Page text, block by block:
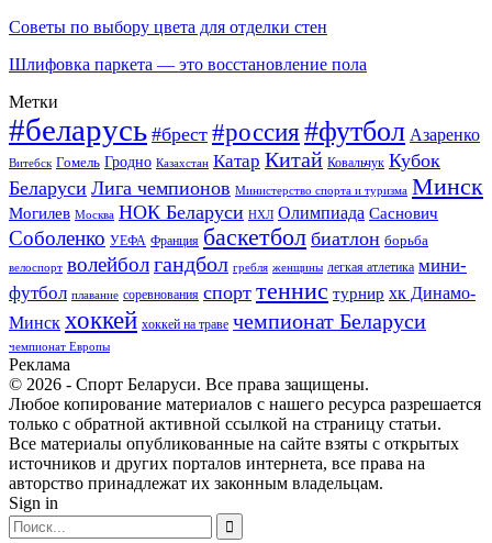
Советы по выбору цвета для отделки стен
Шлифовка паркета — это восстановление пола
Метки
#беларусь #брест #россия#футбол Азаренко
Витебск Гомель Гродно Казахстан Катар Китай Ковальчук Кубок
Беларуси Лига чемпионов Министерство спорта и туризма Минск
Могилев Москва НОК Беларуси НХЛ Олимпиада Саснович
Соболенко УЕФА Франция баскетбол биатлон борьба
велоспорт волейболгандбол гребля женщины легкая атлетика мини-
футбол плавание соревнования спорт теннис турнир хк Динамо-
Минск хоккей хоккей на траве чемпионат Беларуси
чемпионат Европы
Реклама
© 2026 - Спорт Беларуси. Все права защищены.
Любое копирование материалов с нашего ресурса разрешается
только с обратной активной ссылкой на страницу статьи.
Все материалы опубликованные на сайте взяты с открытых
источников и других порталов интернета, все права на
авторство принадлежат их законным владельцам.
Sign in